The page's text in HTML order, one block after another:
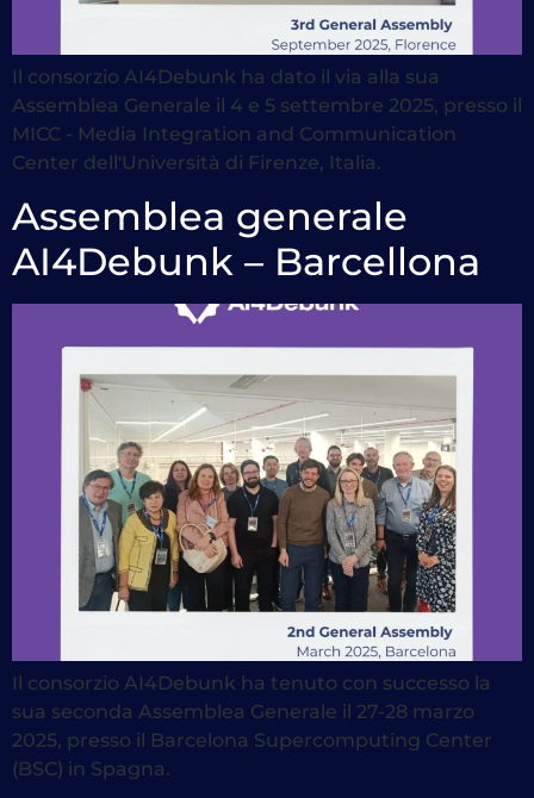
Il consorzio AI4Debunk ha dato il via alla sua
Assemblea Generale il 4 e 5 settembre 2025, presso il
MICC - Media Integration and Communication
Center dell'Università di Firenze, Italia.
Assemblea generale
AI4Debunk – Barcellona
Il consorzio AI4Debunk ha tenuto con successo la
sua seconda Assemblea Generale il 27-28 marzo
2025, presso il Barcelona Supercomputing Center
(BSC) in Spagna.